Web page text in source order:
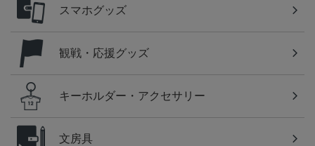
スマホグッズ
観戦・応援グッズ
キーホルダー・アクセサリー
文房具